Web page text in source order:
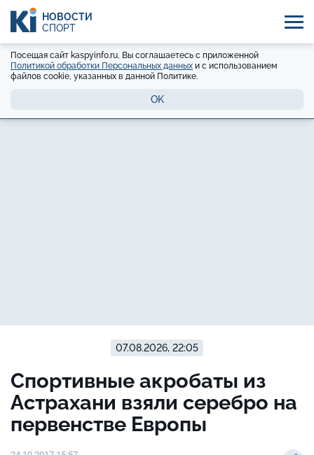
НОВОСТИ
СПОРТ
Посещая сайт kaspyinfo.ru, Вы соглашаетесь с приложенной
Политикой обработки Персональных данных и с использованием
файлов cookie, указанных в данной Политике.
OK
07.08.2026, 22:05
Спортивные акробаты из
Астрахани взяли серебро на
первенстве Европы